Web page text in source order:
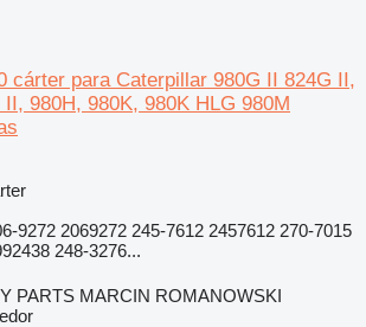
cárter para Caterpillar 980G II 824G II,
980H, 980K, 980K HLG 980M
9272 2069272 245-7612 2457612 270-7015
248-3276...
PARTS MARCIN ROMANOWSKI